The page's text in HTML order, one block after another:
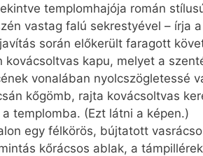
templomhajója román
vastag falú sekrestyével – írja
során előkerült faragott
kovácsoltvas kapu, melyet a
vonalában nyolcszögletessé
kőgömb, rajta kovácsoltvas
templomba. (Ezt látni a képen.)
egy félkörös, bújtatott
kőrácsos ablak, a